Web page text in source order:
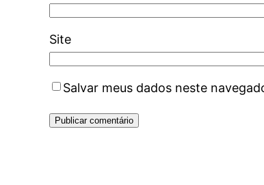
Site
Salvar meus dados neste